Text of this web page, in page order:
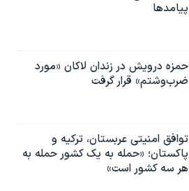
پیامدها
حمزه درویش در زندان لاکان «مورد
ضرب‌وشتم» قرار گرفت
توافق امنیتی عربستان، ترکیه و
پاکستان؛ «حمله به یک کشور حمله به
هر سه کشور است»